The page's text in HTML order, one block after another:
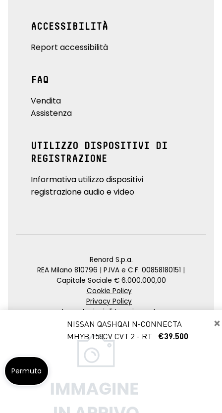
×
NISSAN QASHQAI N-CONNECTA
MHYB 158CV CVT 2 - RT
€39.500
ACCESSIBILITÀ
Report accessibilità
FAQ
Vendita
Assistenza
UTILIZZO DISPOSITIVI DI
REGISTRAZIONE
Informativa utilizzo dispositivi
registrazione audio e video
Renord S.p.a.
REA Milano 810796 | P.IVA e C.F. 00858180151 |
Capitale Sociale € 6.000.000,00
Cookie Policy
Privacy Policy
Impostazioni di tracciamento
Credits
Agenzia SEO
Permuta